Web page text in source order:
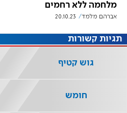
מלחמה ללא רחמים
אברהם מלמד 20.10.23
תגיות קשורות
גוש קטיף
חומש